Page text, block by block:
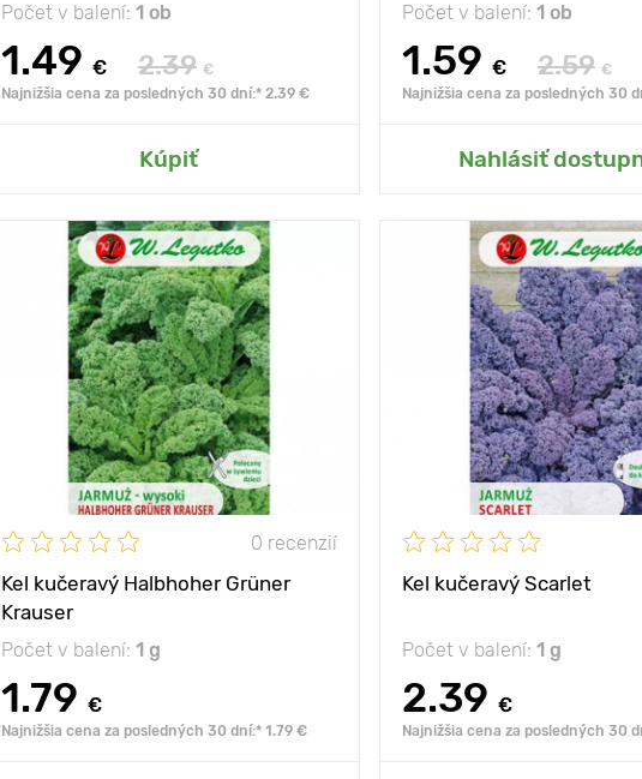
Počet v balení: 1 ob
1.49 € 2.39 €
Najnižšia cena za posledných 30 dní:* 2.39 €
Kúpiť
Pridať do mojej záhrady
Počet v balení: 1 ob
1.59 € 2.59 €
Najnižšia cena za posledných 30
Nahlásiť
Pridať do mojej
0 recenzií
Kel kučeravý Halbhoher Grüner
Krauser
Počet v balení: 1 g
1.79 €
Najnižšia cena za posledných 30 dní:* 1.79 €
Kel kučeravý Scarlet
Počet v balení: 1 g
2.39 €
Najnižšia cena za posledných 30
Vzdialenosť medzi
rastlinami
Vlastnosti
Výška rastliny